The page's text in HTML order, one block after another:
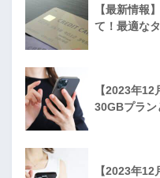
【最新情報
て！最適な
【2023年
30GBプラン
【2023年